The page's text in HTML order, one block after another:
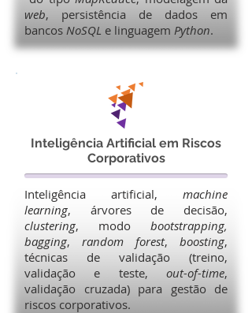
web, persistência de dados em
bancos NoSQL e linguagem Python.
Inteligência Artificial em Riscos
Corporativos
Inteligência artificial, machine
learning, árvores de decisão,
clustering, modo bootstrapping,
bagging, random forest, boosting,
técnicas de validação (treino,
validação e teste, out-of-time,
validação cruzada) para gestão de
riscos corporativos.